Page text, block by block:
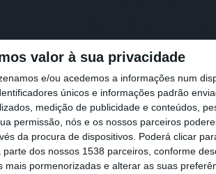
valor à sua privacidade
e/ou acedemos a informações num
únicos e informações padrão
medição de publicidade e conteúdos,
permissão, nós e os nossos parceiros
da procura de dispositivos. Poderá clicar
dos nossos 1538 parceiros, conforme
pormenorizadas e alterar as suas
que junta Livre e Bloco de
prioridades a habitação, a